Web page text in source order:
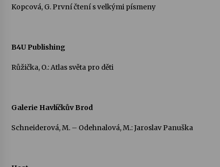
Kopcová, G. První čtení s velkými písmeny
B4U Publishing
Růžička, O.: Atlas světa pro děti
Galerie Havlíčkův Brod
Schneiderová, M. – Odehnalová, M.: Jaroslav Panuška